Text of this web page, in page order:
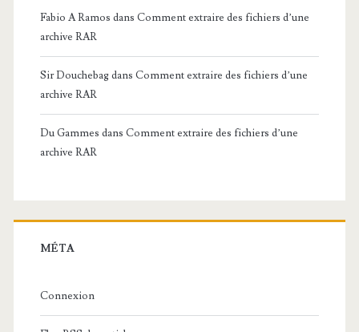
Fabio A Ramos dans Comment extraire des fichiers d’une
archive RAR
Sir Douchebagdans Comment extraire des fichiers d’une
archive RAR
Du Gammes dans Comment extraire des fichiers d’une
archive RAR
MÉTA
Connexion